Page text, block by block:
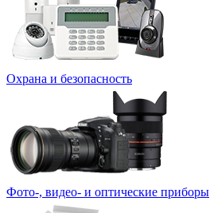
Охрана и безопасность
Фото-, видео- и оптические приборы